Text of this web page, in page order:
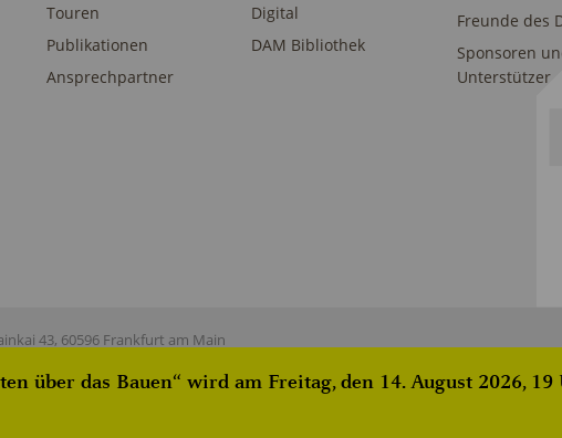
Touren
Publikationen
Ansprechpartner
Digital
DAM Bibliothek
Freunde des
Sponsoren
Unterstützer
43, 60596 Frankfurt am Main
über das Bauen“ wird am Freitag, den 14. August 2026,